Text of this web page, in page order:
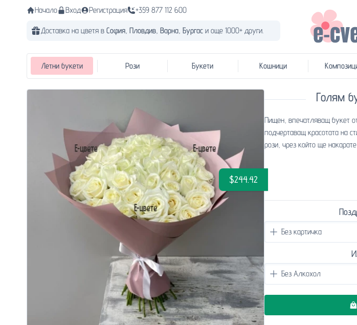
Начало Вход Регистрация +359 877 112 600
Доставка на цветя в София, Пловдив, Варна, Бургас и още 1000+ други.
Летни букети Рози Букети Кошници
$244.42
Голям
Пищен, впечатляващ букет
подчертаващ красотата на
рози, чрез който ще